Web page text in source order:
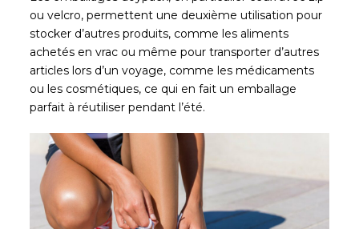
ou velcro, permettent une deuxième utilisation pour
stocker d’autres produits, comme les aliments
achetés en vrac ou même pour transporter d’autres
articles lors d’un voyage, comme les médicaments
ou les cosmétiques, ce qui en fait un emballage
parfait à réutiliser pendant l’été.